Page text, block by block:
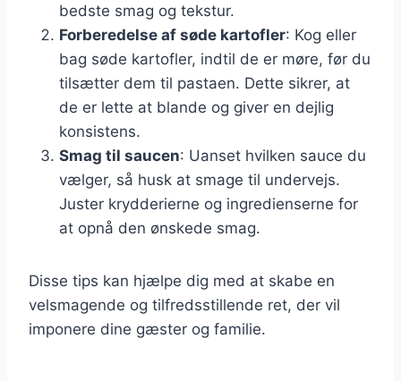
bedste smag og tekstur.
Forberedelse af søde kartofler: Kog eller
bag søde kartofler, indtil de er møre, før du
tilsætter dem til pastaen. Dette sikrer, at
de er lette at blande og giver en dejlig
konsistens.
Smag til saucen: Uanset hvilken sauce du
vælger, så husk at smage til undervejs.
Juster krydderierne og ingredienserne for
at opnå den ønskede smag.
Disse tips kan hjælpe dig med at skabe en
velsmagende og tilfredsstillende ret, der vil
imponere dine gæster og familie.